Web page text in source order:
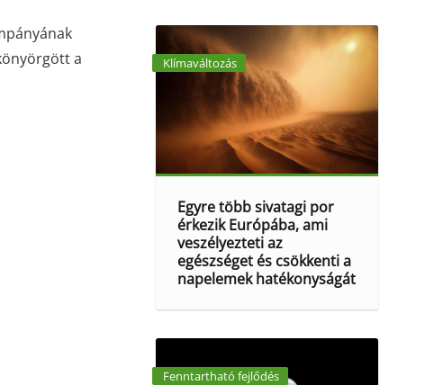
a
Klímaváltozás
Egyre több sivatagi por
érkezik Európába, ami
veszélyezteti az
egészséget és csökkenti a
napelemek hatékonyságát
Fenntartható fejlődés